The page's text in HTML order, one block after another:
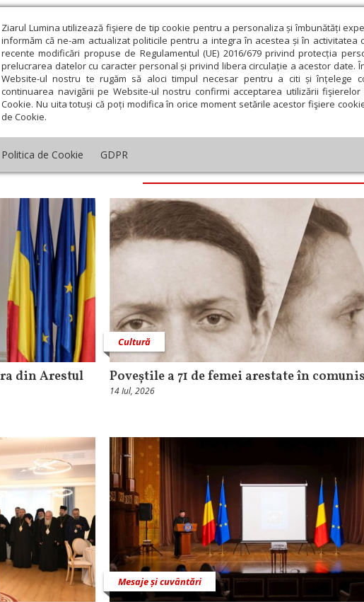
Ziarul Lumina utilizează fişiere de tip cookie pentru a personaliza și îmbunătăți
informăm că ne-am actualizat politicile pentru a integra în acestea și în activitatea
recente modificări propuse de Regulamentul (UE) 2016/679 privind protecția
prelucrarea datelor cu caracter personal și privind libera circulație a acestor date.
Website-ul nostru te rugăm să aloci timpul necesar pentru a citi și înțelege
continuarea navigării pe Website-ul nostru confirmi acceptarea utilizării
Cookie. Nu uita totuși că poți modifica în orice moment setările acestor fişiere
de Cookie.
Politica de Cookie GDPR
religioasă Teologie și spiritualitate Educaţie și Cultură
din Arestul
Cultură
Poveștile a 71 de femei arestate în
14 Iul, 2026
Mesaje și cuvântări